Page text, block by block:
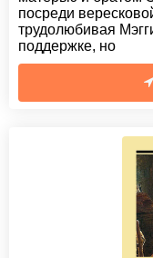
посреди
трудолюбивая
поддержке, но